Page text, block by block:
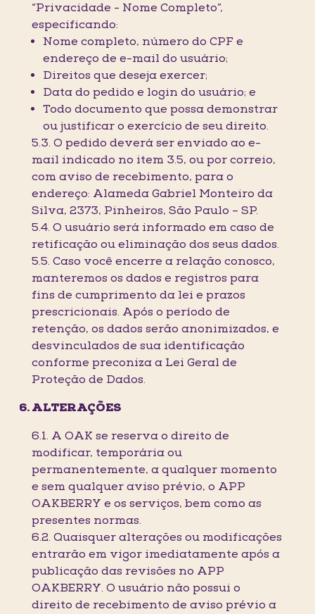
“Privacidade - Nome Completo”,
especificando:
Nome completo, número do CPF e
endereço de e-mail do usuário;
Direitos que deseja exercer;
Data do pedido e login do usuário; e
Todo documento que possa demonstrar
ou justificar o exercício de seu direito.
5.3. O pedido deverá ser enviado ao e-
mail indicado no item 3.5, ou por correio,
com aviso de recebimento, para o
endereço: Alameda Gabriel Monteiro da
Silva, 2373, Pinheiros, São Paulo – SP.
5.4. O usuário será informado em caso de
retificação ou eliminação dos seus dados.
5.5. Caso você encerre a relação conosco,
manteremos os dados e registros para
fins de cumprimento da lei e prazos
prescricionais. Após o período de
retenção, os dados serão anonimizados, e
desvinculados de sua identificação
conforme preconiza a Lei Geral de
Proteção de Dados.
ALTERAÇÕES
6.1. A OAK se reserva o direito de
modificar, temporária ou
permanentemente, a qualquer momento
e sem qualquer aviso prévio, o APP
OAKBERRY e os serviços, bem como as
presentes normas.
6.2. Quaisquer alterações ou modificações
entrarão em vigor imediatamente após a
publicação das revisões no APP
OAKBERRY. O usuário não possui o
direito de recebimento de aviso prévio a